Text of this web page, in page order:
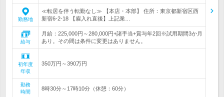
勤務地
≪転居を伴う転勤なし≫ 【本店・本部】 住所：東京都新宿区西
新宿6-2-18 【雇入れ直後】上記業…
給与
月給：225,000円～280,000円+諸手当+賞与年2回※試用期間3か月
あり。その間は条件に変更はありません。
初年度
年収
350万円～390万円
勤務
時間
8時30分～17時10分（休憩：60分）